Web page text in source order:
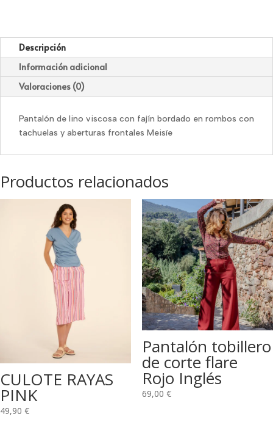
Descripción
Información adicional
Valoraciones (0)
Pantalón de lino viscosa con fajín bordado en rombos con
tachuelas y aberturas frontales Meisïe
Productos relacionados
CULOTE RAYAS
PINK
49,90 €
Pantalón tobillero
de corte flare
Rojo Inglés
69,00 €